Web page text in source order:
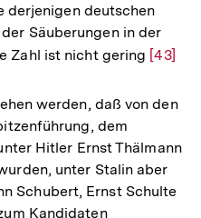
derjenigen deutschen
Säuberungen in der
Zahl ist nicht gering Zur
der
[43]
werden, daß von den
dem
Hitler Ernst Thälmann
unter Stalin aber
Schubert, Ernst Schulte
Kandidaten